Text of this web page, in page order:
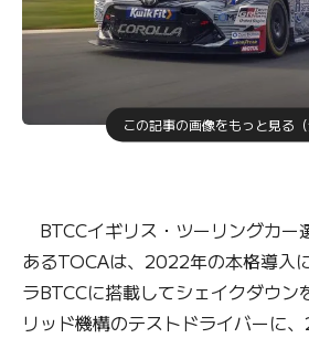
この記事の画像をもっと見る（
BTCCイギリス・ツーリングカー
あるTOCAは、2022年の本格導入
ラBTCCに搭載してシェイクダウン
リッド機構のテストドライバーに